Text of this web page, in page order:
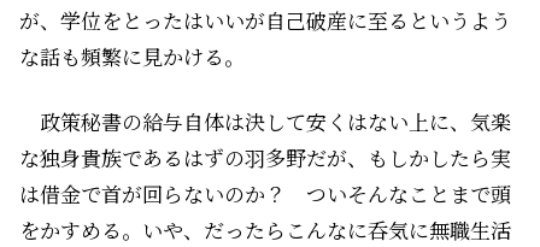
が、学位をとったはいいが自己破産に至るというよう
な話も頻繁に見かける。
政策秘書の給与自体は決して安くはない上に、気楽
な独身貴族であるはずの羽多野だが、もしかしたら実
は借金で首が回らないのか？ ついそんなことまで頭
をかすめる。いや、だったらこんなに呑気に無職生活